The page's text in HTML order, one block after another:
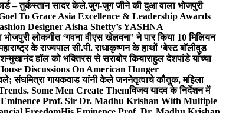
– तुर्कस्तान सादर केले.जुग-जुग जीने की दुआ वाला भोजपुरी
To Grace Asia Excellence & Leadership Awards
Designer Aisha Shetty’s YASHNA
लोकगीत ‘गवना वीएस खेलवना’ ने पार किया 10 मिलियन
के राज्यपाल सी.पी. राधाकृष्णन के हाथों ‘बेस्ट बॉलीवुड
हॉल को भक्तिरस से सराबोर कियाराहुल देशपांडे यांच्या
Discussions On American Hunger
संघमित्रा गायकवाड यांनी केले जननेतृत्वाचे कौतुक, महिला
Some Men Create Themविजय यादव के निर्देशन में
Prof. Sir Dr. Madhu Krishan With Multiple